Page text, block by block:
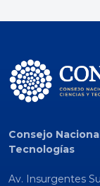
Consejo
Tecnologías
Av. Insurgentes